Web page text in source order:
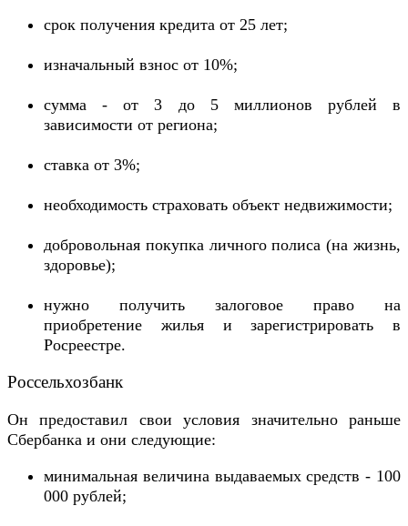
срок получения кредита от 25 лет;
изначальный взнос от 10%;
сумма - от 3 до 5 миллионов рублей в
зависимости от региона;
ставка от 3%;
необходимость страховать объект недвижимости;
добровольная покупка личного полиса (на жизнь,
здоровье);
нужно получить залоговое право на
приобретение жилья и зарегистрировать в
Росреестре.
Россельхозбанк
Он предоставил свои условия значительно раньше
Сбербанка и они следующие:
минимальная величина выдаваемых средств - 100
000 рублей;